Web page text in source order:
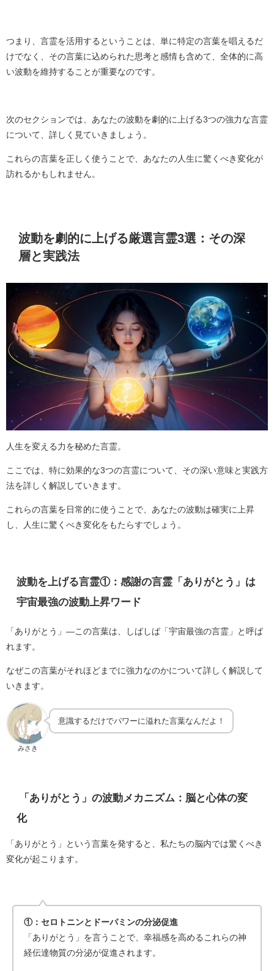
つまり、言霊を活用するということは、単に特定の言葉を唱えるだ
けでなく、その言葉に込められた思考と感情も含めて、全体的に高
い波動を維持することが重要なのです。
次のセクションでは、あなたの波動を劇的に上げる3つの強力な言霊
について、詳しく見ていきましょう。
これらの言葉を正しく使うことで、あなたの人生に驚くべき変化が
訪れるかもしれません。
波動を劇的に上げる厳選言霊3選：その深
層と実践法
人生を変える力を秘めた言霊。
ここでは、特に効果的な3つの言霊について、その深い意味と実践方
法を詳しく解説していきます。
これらの言葉を日常的に使うことで、あなたの波動は確実に上昇
し、人生に驚くべき変化をもたらすでしょう。
波動を上げる言霊①：感謝の言霊「ありがとう」は
宇宙最強の波動上昇ワード
「ありがとう」—この言葉は、しばしば「宇宙最強の言霊」と呼ば
れます。
なぜこの言葉がそれほどまでに強力なのかについて詳しく解説して
いきます。
みさき
意識するだけでパワーに溢れた言葉なんだよ！
「ありがとう」の波動メカニズム：脳と心体の変
化
「ありがとう」という言葉を発すると、私たちの脳内では驚くべき
変化が起こります。
①：セロトニンとドーパミンの分泌促進
「ありがとう」を言うことで、幸福感を高めるこれらの神
経伝達物質の分泌が促進されます。